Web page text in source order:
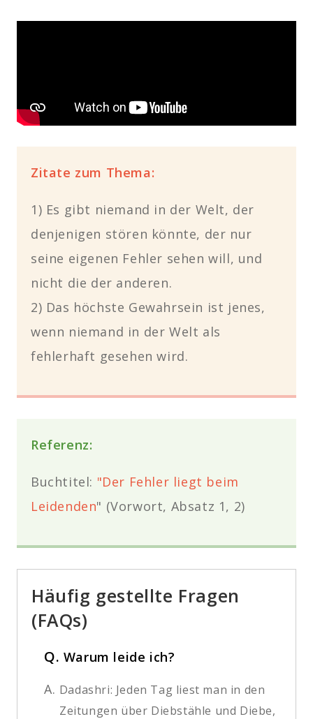
Zitate zum Thema:
1) Es gibt niemand in der Welt, der
denjenigen stören könnte, der nur
seine eigenen Fehler sehen will, und
nicht die der anderen.
2) Das höchste Gewahrsein ist jenes,
wenn niemand in der Welt als
fehlerhaft gesehen wird.
Referenz:
Buchtitel: "Der Fehler liegt beim
Leidenden" (Vorwort, Absatz 1, 2)
Häufig gestellte Fragen
(FAQs)
Q. Warum leide ich?
A. Dadashri: Jeden Tag liest man in den
Zeitungen über Diebstähle und Diebe,